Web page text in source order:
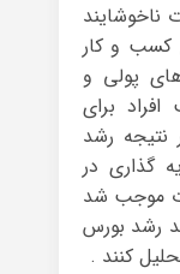
ناخوشایند
کسب و کار
پولی و
برای
نتیجه رشد
گذاری در
موجب شد
رشد بورس
کنند .